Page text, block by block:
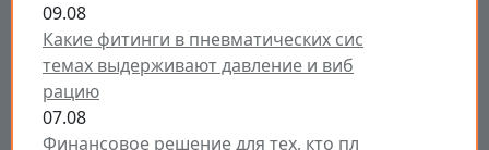
09.08
Какие фитинги в пневматических сис
темах выдерживают давление и виб
рацию
07.08
Финансовое решение для тех, кто пл